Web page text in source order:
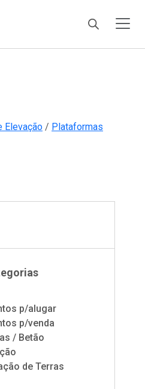
Products
search
Elevação / Plataformas
p/alugar
p/venda
/ Betão
de Terras